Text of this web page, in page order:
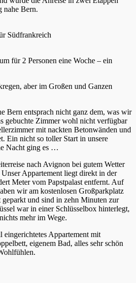
nahe Bern.
Südfrankreich
für 2 Personen eine Woche – ein
aber im Großen und Ganzen
Bern entsprach nicht ganz dem, was wir
gebuchte Zimmer wohl nicht verfügbar
mit nackten Betonwänden und
Ein nicht so toller Start in unsere
Nacht ging es …
nach Avignon bei gutem Wetter
Appartement liegt direkt in der
Meter vom Papstpalast entfernt. Auf
wir am kostenlosen Großparkplatz
und sind in zehn Minuten zur
war in einer Schlüsselbox hinterlegt,
mehr im Wege.
eingerichtetes Appartement mit
eigenem Bad, alles sehr schön